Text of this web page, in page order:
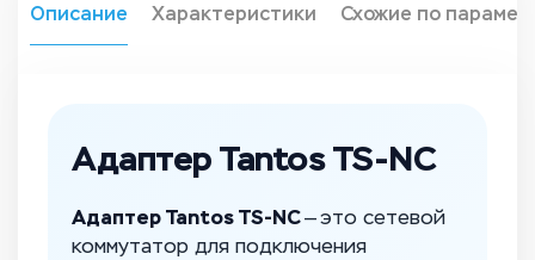
Описание Характеристики Схожие по
Адаптер Tantos TS-NC
Адаптер Tantos TS-NC— это сетевой
коммутатор для подключения